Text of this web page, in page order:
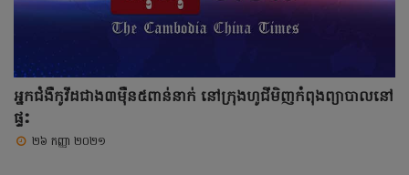
អ្នកជំងឺកូវីដជាង៣ម៉ឺន៥ពាន់នាក់ នៅក្រុងហូជីមិញកំពុងព្យាបាលនៅ
ផ្ទះ
២៦ កញ្ញា ២០២១